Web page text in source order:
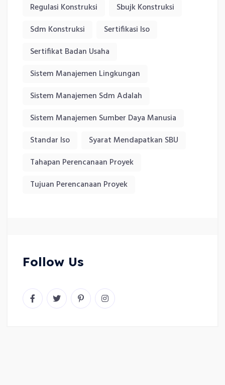
Regulasi Konstruksi
Sbujk Konstruksi
Sdm Konstruksi
Sertifikasi Iso
Sertifikat Badan Usaha
Sistem Manajemen Lingkungan
Sistem Manajemen Sdm Adalah
Sistem Manajemen Sumber Daya Manusia
Standar Iso
Syarat Mendapatkan SBU
Tahapan Perencanaan Proyek
Tujuan Perencanaan Proyek
Follow Us